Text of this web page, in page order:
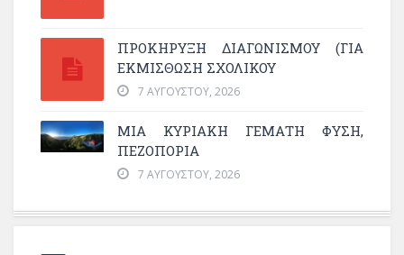
ΠΡΟΚΗΡΥΞΗ ΔΙΑΓΩΝΙΣΜΟΥ (ΓΙΑ
ΕΚΜΊΣΘΩΣΗ ΣΧΟΛΙΚΟΎ
7 ΑΥΓΟΎΣΤΟΥ, 2026
ΜΙΑ ΚΥΡΙΑΚΉ ΓΕΜΆΤΗ ΦΎΣΗ,
ΠΕΖΟΠΟΡΊΑ
7 ΑΥΓΟΎΣΤΟΥ, 2026